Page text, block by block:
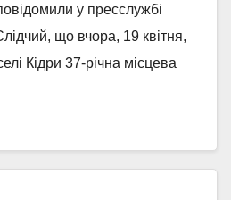
у пресслужбі
що вчора, 19 квітня,
Кідри 37-річна місцева